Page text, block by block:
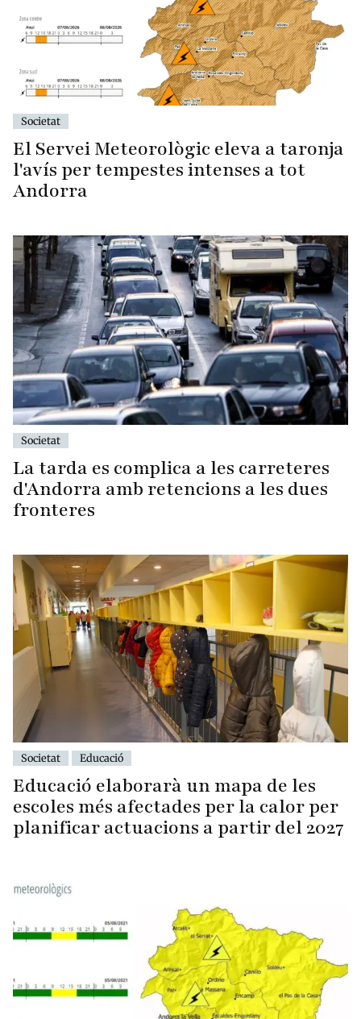
Societat
El Servei Meteorològic eleva a taronja
l'avís per tempestes intenses a tot
Andorra
Societat
La tarda es complica a les carreteres
d'Andorra amb retencions a les dues
fronteres
Societat Educació
Educació elaborarà un mapa de les
escoles més afectades per la calor per
planificar actuacions a partir del 2027